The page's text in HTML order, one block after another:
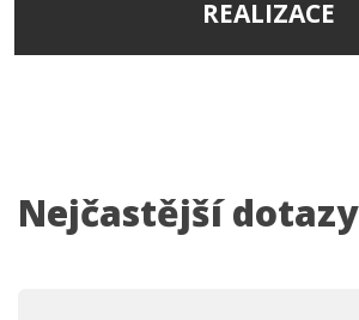
REALIZACE
Nejčastější dotazy